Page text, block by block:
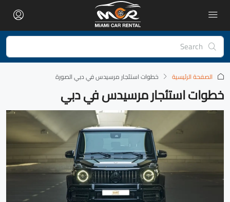
الصفحة الرئيسية ‏خطوات استئجار مرسيدس في دبي الصورة
خطوات استئجار مرسيدس في دبي